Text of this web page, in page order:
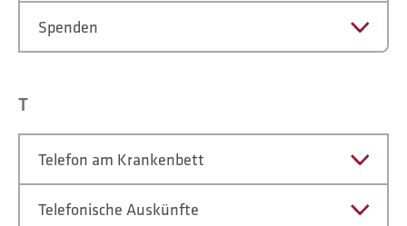
Spenden
T
Telefon am Krankenbett
Telefonische Auskünfte